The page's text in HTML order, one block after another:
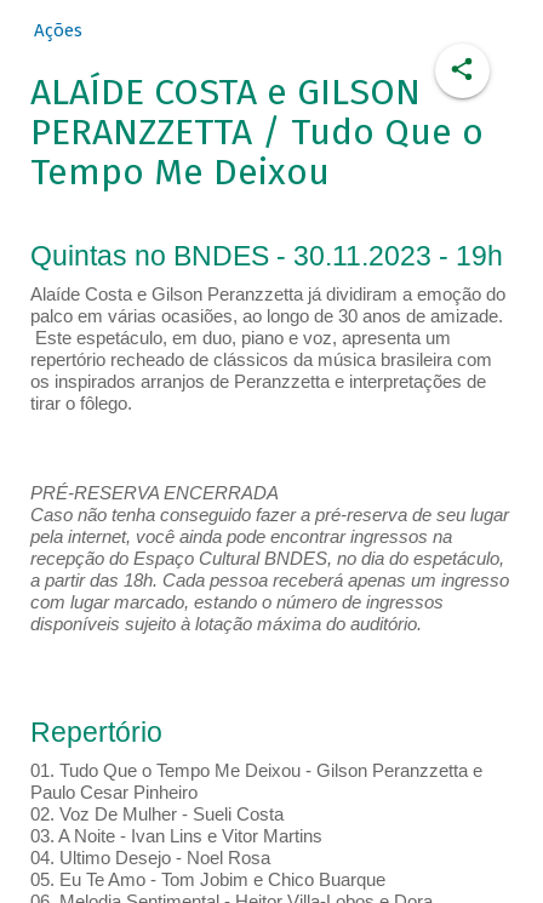
Ações
ALAÍDE COSTA e GILSON
PERANZZETTA / Tudo Que o
Tempo Me Deixou
Quintas no BNDES - 30.11.2023 - 19h
Alaíde Costa e Gilson Peranzzetta já dividiram a emoção do
palco em várias ocasiões, ao longo de 30 anos de amizade.
Este espetáculo, em duo, piano e voz, apresenta um
repertório recheado de clássicos da música brasileira com
os inspirados arranjos de Peranzzetta e interpretações de
tirar o fôlego.
PRÉ-RESERVA ENCERRADA
Caso não tenha conseguido fazer a pré-reserva de seu lugar
pela internet, você ainda pode encontrar ingressos na
recepção do Espaço Cultural BNDES, no dia do espetáculo,
a partir das 18h. Cada pessoa receberá apenas um ingresso
com lugar marcado, estando o número de ingressos
disponíveis sujeito à lotação máxima do auditório.
Repertório
01. Tudo Que o Tempo Me Deixou - Gilson Peranzzetta e
Paulo Cesar Pinheiro
02. Voz De Mulher - Sueli Costa
03. A Noite - Ivan Lins e Vitor Martins
04. Ultimo Desejo - Noel Rosa
05. Eu Te Amo - Tom Jobim e Chico Buarque